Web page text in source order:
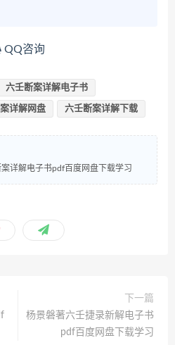
QQ咨询
六壬断案详解电子书
详解网盘 六壬断案详解下载
详解电子书pdf百度网盘下载学习
下一篇
杨景磐著六壬捷录新解电子书
pdf百度网盘下载学习